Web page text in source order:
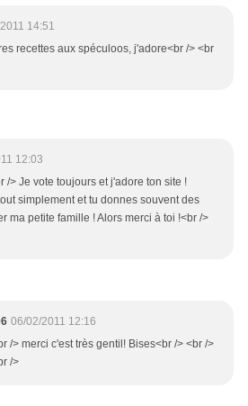
14:51
recettes aux spéculoos, j'adore<br /> <br
12:03
/> Je vote toujours et j'adore ton site !
simplement et tu donnes souvent des
ma petite famille ! Alors merci à toi !<br />
06/02/2011 12:16
/> merci c'est très gentil! Bises<br /> <br />
/>